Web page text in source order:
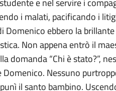
e nel servire i
i malati, pacificando i
Domenico ebbero la
Non appena entrò il
domanda “Chi è stato?”,
Nessuno
il santo bambino.